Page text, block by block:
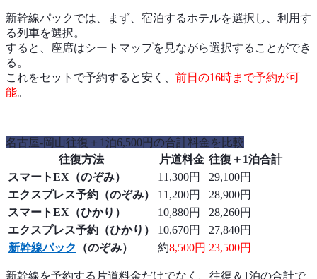
新幹線パックでは、まず、宿泊するホテルを選択し、利用す
る列車を選択。
すると、座席はシートマップを見ながら選択することができ
る。
これをセットで予約すると安く、 前日の16時まで予約が可
能。
名古屋-岡山往復＋1泊6,500円の合計料金を比較
往復方法
片道料金 往復＋1泊合計
スマートEX（のぞみ）
11,300円
29,100円
エクスプレス予約（のぞみ）
11,200円
28,900円
スマートEX（ひかり）
10,880円
28,260円
エクスプレス予約（ひかり）
10,670円
27,840円
新幹線パック
（のぞみ） 約8,500円 23,500円
新幹線を予約する片道料金だけでなく、往復＆1泊の合計で